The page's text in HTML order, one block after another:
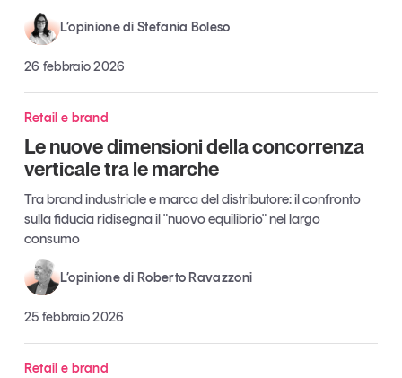
Tendenze Journal
La nostra newsletter nella tua email
L’opinione di Stefania Boleso
26 febbraio 2026
Retail e brand
Le nuove dimensioni della concorrenza
verticale tra le marche
Tra brand industriale e marca del distributore: il confronto
sulla fiducia ridisegna il "nuovo equilibrio" nel largo
consumo
L’opinione di Roberto Ravazzoni
25 febbraio 2026
Retail e brand